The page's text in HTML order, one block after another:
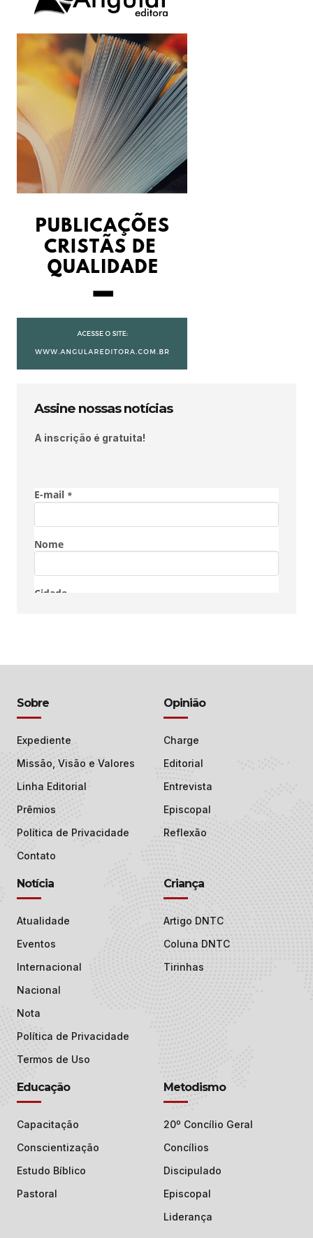
Assine nossas notícias
A inscrição é gratuita!
Sobre
Expediente
Missão, Visão e Valores
Linha Editorial
Prêmios
Política de Privacidade
Contato
Opinião
Charge
Editorial
Entrevista
Episcopal
Reflexão
Notícia
Atualidade
Eventos
Internacional
Nacional
Nota
Política de Privacidade
Termos de Uso
Criança
Artigo DNTC
Coluna DNTC
Tirinhas
Educação
Capacitação
Conscientização
Estudo Bíblico
Pastoral
Metodismo
20º Concílio Geral
Concílios
Discipulado
Episcopal
Liderança